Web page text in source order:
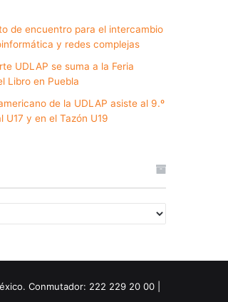
de encuentro para el intercambio
y redes complejas
UDLAP se suma a la Feria
Libro en Puebla
de la UDLAP asiste al 9.º
U17 y en el Tazón U19
Conmutador: 222 229 20 00 |